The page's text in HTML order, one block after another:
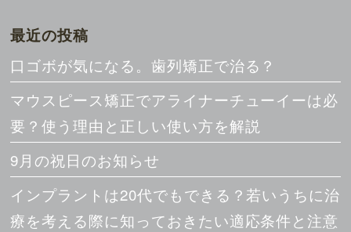
最近の投稿
口ゴボが気になる。歯列矯正で治る？
マウスピース矯正でアライナーチューイーは必
要？使う理由と正しい使い方を解説
9月の祝日のお知らせ
インプラントは20代でもできる？若いうちに治
療を考える際に知っておきたい適応条件と注意